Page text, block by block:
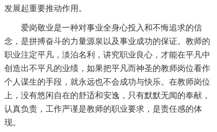
发展起重要推动作用。
爱岗敬业是一种对事业全身心投入和不悔追求的信
念，是拼搏奋斗的力量源泉以及事业成功的保证。教师的
职业注定平凡，淡泊名利，讲究职业良心，才能在平凡中
创造出不平凡的业绩，如果把平凡而神圣的教师岗位看作
个人谋生的手段，就永远也不会成功与快乐。在教师岗位
上，没有悠闲自在的舒适和安逸，只有默默无闻的奉献，
认真负责，工作严谨是教师的职业要求，是责任感的体
现。